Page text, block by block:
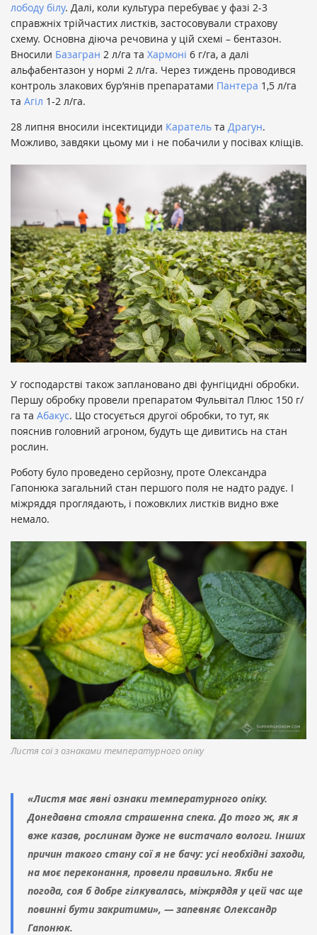
лободу білу. Далі, коли культура перебуває у фазі 2-3
справжніх трійчастих листків, застосовували страхову
схему. Основна діюча речовина у цій схемі – бентазон.
Вносили Базагран 2 л/га та Хармоні 6 г/га, а далі
альфабентазон у нормі 2 л/га. Через тиждень проводився
контроль злакових бур’янів препаратами Пантера 1,5 л/га
та Агіл 1-2 л/га.
28 липня вносили інсектициди Каратель та Драгун.
Можливо, завдяки цьому ми і не побачили у посівах кліщів.
У господарстві також заплановано дві фунгіцидні обробки.
Першу обробку провели препаратом Фульвітал Плюс 150 г/
га та Абакус. Що стосується другої обробки, то тут, як
пояснив головний агроном, будуть ще дивитись на стан
рослин.
Роботу було проведено серйозну, проте Олександра
Гапонюка загальний стан першого поля не надто радує. І
міжряддя проглядають, і пожовклих листків видно вже
немало.
Листя сої з ознаками температурного опіку
«Листя має явні ознаки температурного опіку.
Донедавна стояла страшенна спека. До того ж, як я
вже казав, рослинам дуже не вистачало вологи. Інших
причин такого стану сої я не бачу: усі необхідні заходи,
на моє переконання, провели правильно. Якби не
погода, соя б добре гілкувалась, міжряддя у цей час ще
повинні бути закритими», — запевняє Олександр
Гапонюк.